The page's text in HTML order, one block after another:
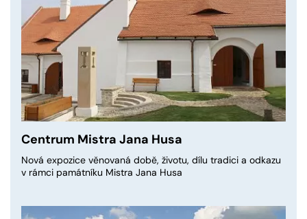
Centrum Mistra Jana Husa
Nová expozice věnovaná době, životu, dílu tradici a odkazu
v rámci památníku Mistra Jana Husa